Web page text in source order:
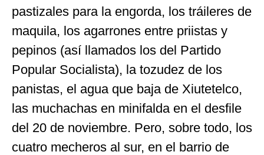
pastizales para la engorda, los tráileres de
maquila, los agarrones entre priistas y
pepinos (así llamados los del Partido
Popular Socialista), la tozudez de los
panistas, el agua que baja de Xiutetelco,
las muchachas en minifalda en el desfile
del 20 de noviembre. Pero, sobre todo, los
cuatro mecheros al sur, en el barrio de